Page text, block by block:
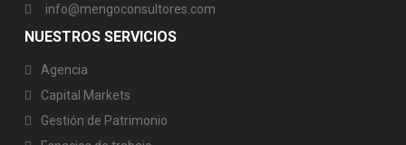
info@mengoconsultores.com
NUESTROS SERVICIOS
Agencia
Capital Markets
Gestión de Patrimonio